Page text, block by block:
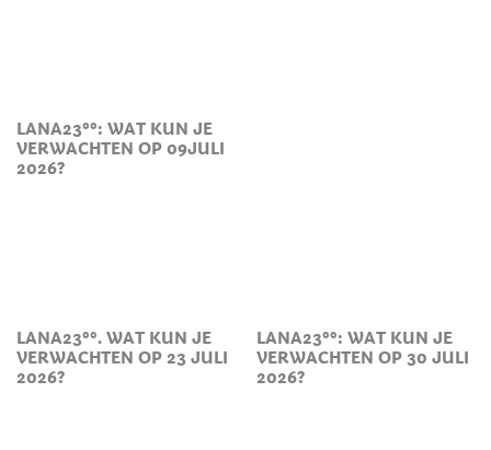
LANA23°°: WAT KUN JE
VERWACHTEN OP 09JULI
2026?
LANA23°°. WAT KUN JE
VERWACHTEN OP 23 JULI
2026?
LANA23°°: WAT KUN JE
VERWACHTEN OP 30 JULI
2026?